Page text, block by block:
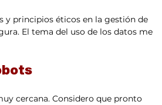
y principios éticos en la gestión de
El tema del uso de los datos me
cercana. Considero que pronto